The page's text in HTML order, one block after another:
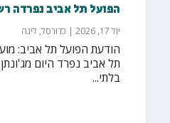
הפועל תל אביב נפרדה
יול 17, 2026 | כדורסל, ליגה
תל אביב נפרד היום
בלתי...